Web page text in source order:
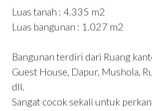
Luas tanah : 4.335 m2
Luas bangunan : 1.027 m2
Bangunan terdiri dari Ruang
Guest House, Dapur, Mushola,
dll.
Sangat cocok sekali untuk